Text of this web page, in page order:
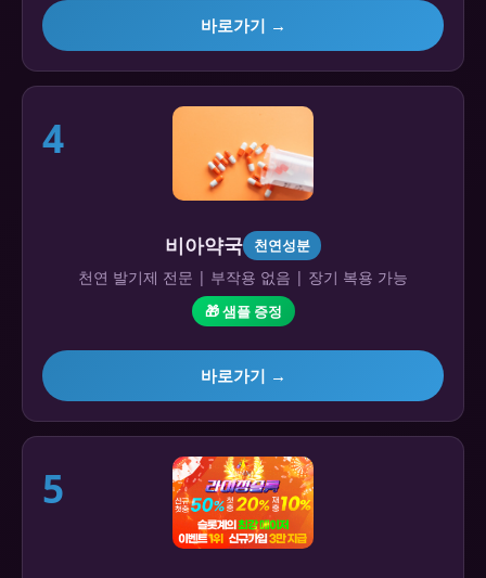
바로가기 →
4
비아약국 천연성분
천연 발기제 전문 | 부작용 없음 | 장기 복용 가능
🎁 샘플 증정
바로가기 →
5